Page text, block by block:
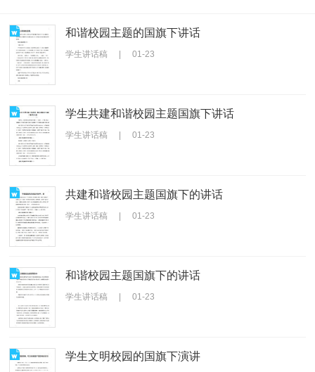
和谐校园主题的国旗下讲话
学生讲话稿 01-23
学生共建和谐校园主题国旗下讲话
学生讲话稿 01-23
共建和谐校园主题国旗下的讲话
学生讲话稿 01-23
和谐校园主题国旗下的讲话
学生讲话稿 01-23
学生文明校园的国旗下演讲